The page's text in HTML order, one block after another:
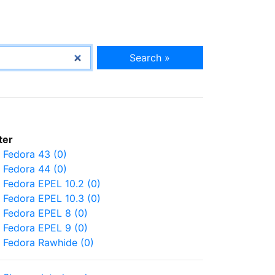
Search »
Fedora 43 (0)
Fedora 44 (0)
Fedora EPEL 10.2 (0)
Fedora EPEL 10.3 (0)
Fedora EPEL 8 (0)
Fedora EPEL 9 (0)
Fedora Rawhide (0)